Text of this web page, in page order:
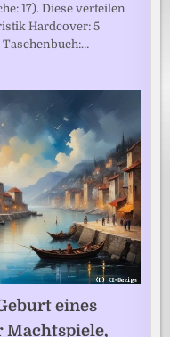
17). Diese verteilen
Hardcover: 5
Taschenbuch:…
eines
Machtspiele,